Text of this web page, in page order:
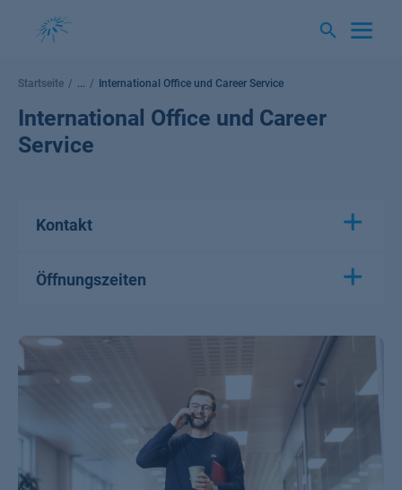
Startseite ... International Office und Career Service
International Office und Career
Service
Kontakt
Öffnungszeiten